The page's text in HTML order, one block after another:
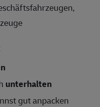
unterhalten
gut anpacken